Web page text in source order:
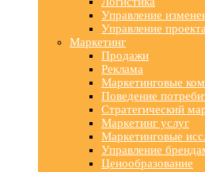
Управление
Управление
Маркетинг
Продажи
Реклама
Маркетинговые
Поведение
Стратегический
Маркетинг услуг
Маркетинговые
Управление
Ценообразование